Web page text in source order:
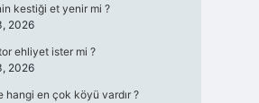
kestiği et yenir mi ?
2026
ehliyet ister mi ?
2026
hangi en çok köyü vardır ?